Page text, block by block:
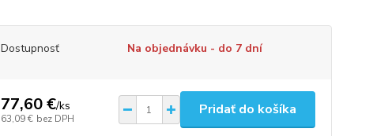
Dostupnosť Na objednávku - do 7 dní
77,60 €/ks
63,09 € bez DPH
Pridať do košíka